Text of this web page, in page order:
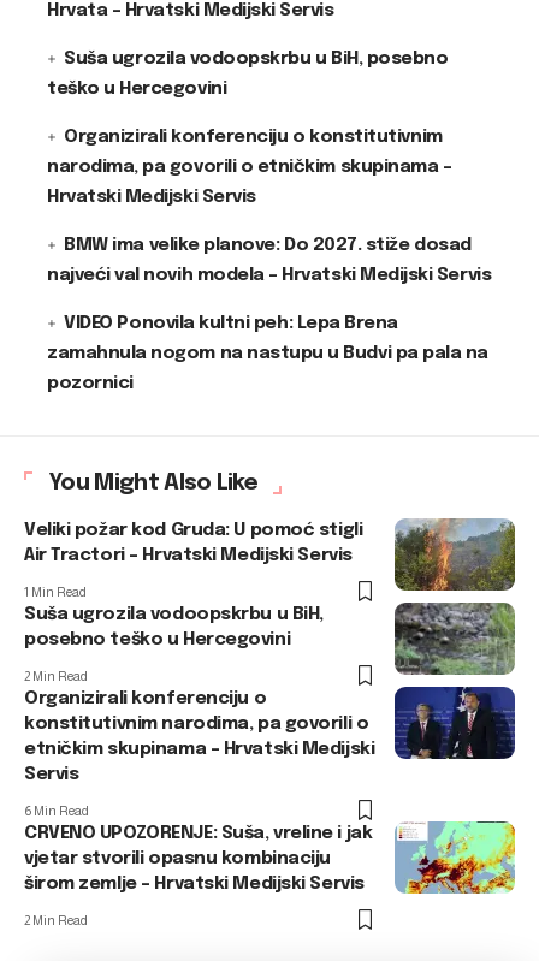
Hrvata – Hrvatski Medijski Servis
Suša ugrozila vodoopskrbu u BiH, posebno
teško u Hercegovini
Organizirali konferenciju o konstitutivnim
narodima, pa govorili o etničkim skupinama –
Hrvatski Medijski Servis
BMW ima velike planove: Do 2027. stiže dosad
najveći val novih modela – Hrvatski Medijski Servis
VIDEO Ponovila kultni peh: Lepa Brena
zamahnula nogom na nastupu u Budvi pa pala na
pozornici
You Might Also Like
Veliki požar kod Gruda: U pomoć stigli
Air Tractori – Hrvatski Medijski Servis
1 Min Read
Suša ugrozila vodoopskrbu u BiH,
posebno teško u Hercegovini
2 Min Read
Organizirali konferenciju o
konstitutivnim narodima, pa govorili o
etničkim skupinama – Hrvatski Medijski
Servis
6 Min Read
CRVENO UPOZORENJE: Suša, vreline i jak
vjetar stvorili opasnu kombinaciju
širom zemlje – Hrvatski Medijski Servis
2 Min Read